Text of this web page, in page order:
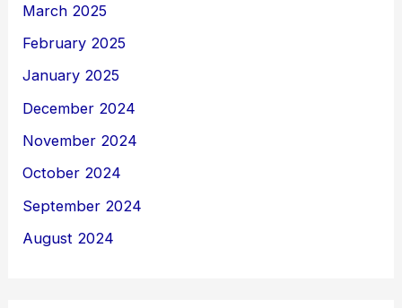
March 2025
February 2025
January 2025
December 2024
November 2024
October 2024
September 2024
August 2024